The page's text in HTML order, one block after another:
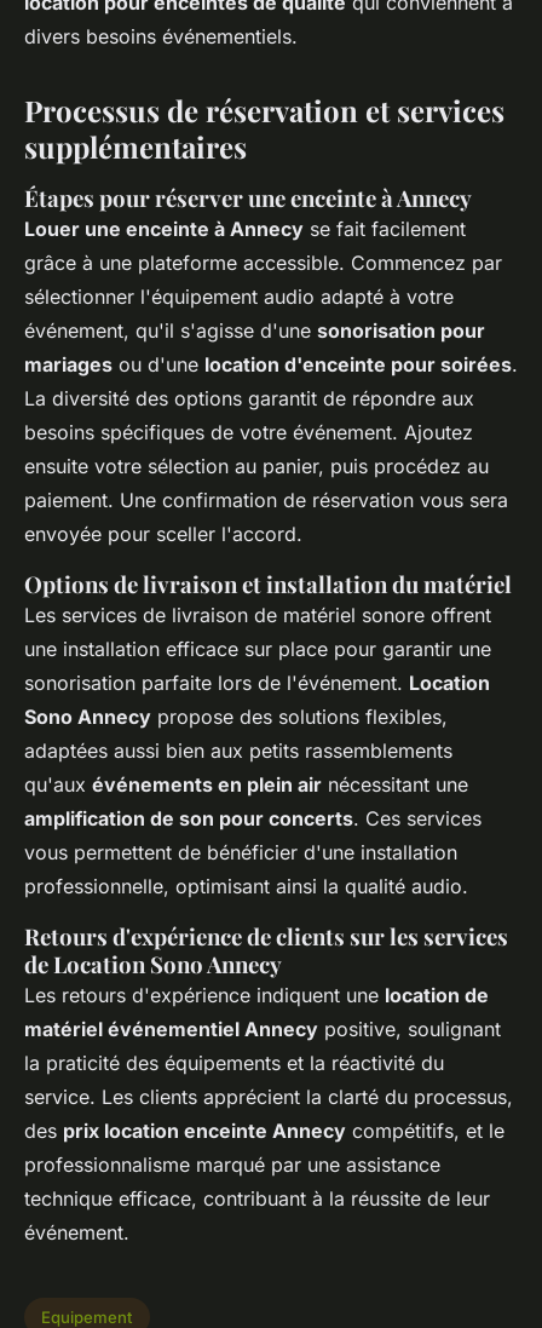
divers besoins événementiels.
Processus de réservation et services
supplémentaires
Étapes pour réserver une enceinte à Annecy
Louer une enceinte à Annecy se fait facilement
grâce à une plateforme accessible. Commencez par
sélectionner l'équipement audio adapté à votre
événement, qu'il s'agisse d'une sonorisation pour
mariages ou d'une location d'enceinte pour soirées.
La diversité des options garantit de répondre aux
besoins spécifiques de votre événement. Ajoutez
ensuite votre sélection au panier, puis procédez au
paiement. Une confirmation de réservation vous sera
envoyée pour sceller l'accord.
Options de livraison et installation du matériel
Les services de livraison de matériel sonore offrent
une installation efficace sur place pour garantir une
sonorisation parfaite lors de l'événement. Location
Sono Annecy propose des solutions flexibles,
adaptées aussi bien aux petits rassemblements
qu'aux événements en plein air nécessitant une
amplification de son pour concerts. Ces services
vous permettent de bénéficier d'une installation
professionnelle, optimisant ainsi la qualité audio.
Retours d'expérience de clients sur les services
de Location Sono Annecy
Les retours d'expérience indiquent une location de
matériel événementiel Annecy positive, soulignant
la praticité des équipements et la réactivité du
service. Les clients apprécient la clarté du processus,
des prix location enceinte Annecy compétitifs, et le
professionnalisme marqué par une assistance
technique efficace, contribuant à la réussite de leur
événement.
Equipement